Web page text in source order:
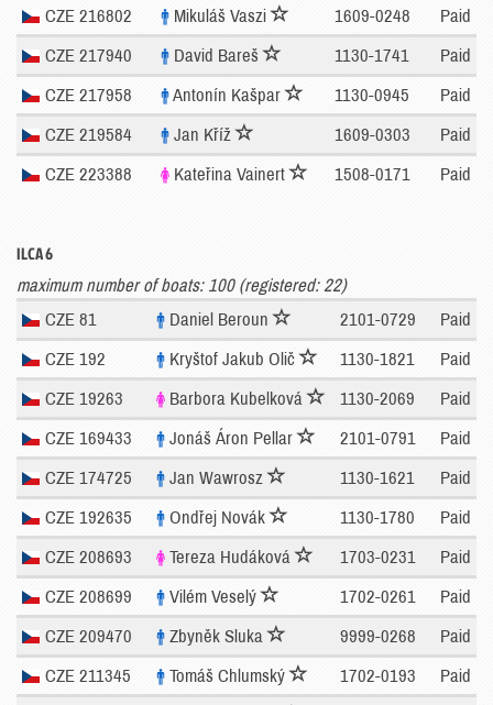
CZE 216802 Mikuláš Vaszi 1609-0248 Paid
CZE 217940 David Bareš 1130-1741 Paid
CZE 217958 Antonín Kašpar 1130-0945 Paid
CZE 219584 Jan Kříž 1609-0303 Paid
CZE 223388 Kateřina Vainert 1508-0171 Paid
ILCA 6
maximum number of boats: 100 (registered: 22)
CZE 81
Daniel Beroun 2101-0729 Paid
CZE 192 Kryštof Jakub Olič 1130-1821 Paid
CZE 19263 Barbora Kubelková 1130-2069 Paid
CZE 169433 Jonáš Áron Pellar 2101-0791 Paid
CZE 174725 Jan Wawrosz 1130-1621 Paid
CZE 192635 Ondřej Novák 1130-1780 Paid
CZE 208693 Tereza Hudáková 1703-0231 Paid
CZE 208699 Vilém Veselý 1702-0261 Paid
CZE 209470 Zbyněk Sluka 9999-0268 Paid
CZE 211345 Tomáš Chlumský 1702-0193 Paid